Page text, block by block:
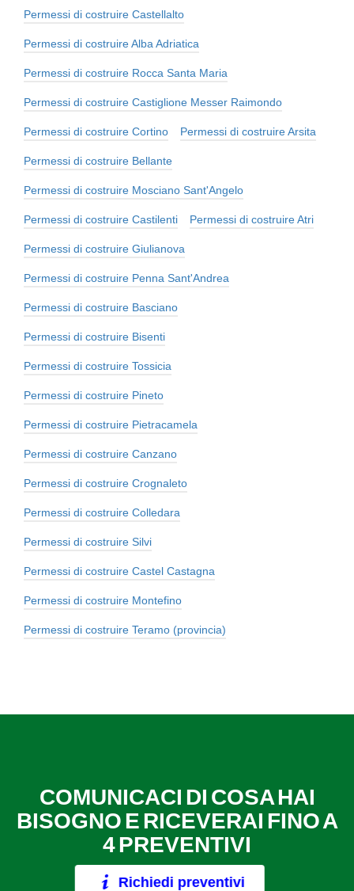
Permessi di costruire Castellalto
Permessi di costruire Alba Adriatica
Permessi di costruire Rocca Santa Maria
Permessi di costruire Castiglione Messer Raimondo
Permessi di costruire Cortino Permessi di costruire Arsita
Permessi di costruire Bellante
Permessi di costruire Mosciano Sant'Angelo
Permessi di costruire Castilenti Permessi di costruire Atri
Permessi di costruire Giulianova
Permessi di costruire Penna Sant'Andrea
Permessi di costruire Basciano
Permessi di costruire Bisenti
Permessi di costruire Tossicia
Permessi di costruire Pineto
Permessi di costruire Pietracamela
Permessi di costruire Canzano
Permessi di costruire Crognaleto
Permessi di costruire Colledara
Permessi di costruire Silvi
Permessi di costruire Castel Castagna
Permessi di costruire Montefino
Permessi di costruire Teramo (provincia)
COMUNICACI DI COSA HAI
BISOGNO E RICEVERAI FINO A
4 PREVENTIVI
Richiedi preventivi